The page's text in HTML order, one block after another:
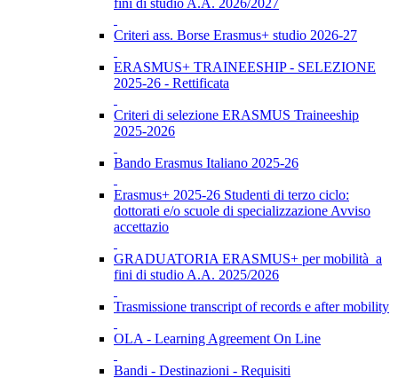
fini di studio A.A. 2026/2027
Criteri ass. Borse Erasmus+ studio 2026-27
ERASMUS+ TRAINEESHIP - SELEZIONE
2025-26 - Rettificata
Criteri di selezione ERASMUS Traineeship
2025-2026
Bando Erasmus Italiano 2025-26
Erasmus+ 2025-26 Studenti di terzo ciclo:
dottorati e/o scuole di specializzazione Avviso
accettazio
GRADUATORIA ERASMUS+ per mobilità a
fini di studio A.A. 2025/2026
Trasmissione transcript of records e after mobility
OLA - Learning Agreement On Line
Bandi - Destinazioni - Requisiti